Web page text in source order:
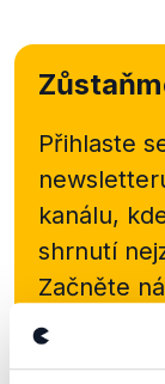
Přihlaste
kanálu,
shrnutí
Začněte
přehled o